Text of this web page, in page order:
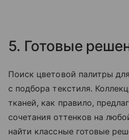
5. Готовые
Поиск цветовой палитры
с подбора текстиля.
тканей, как правило,
сочетания оттенков на
найти классные готовые